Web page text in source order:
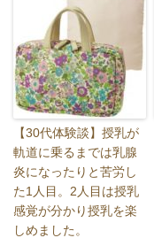
【30代体験談】授乳が
軌道に乗るまでは乳腺
炎になったりと苦労し
た1人目。2人目は授乳
感覚が分かり授乳を楽
しめました。